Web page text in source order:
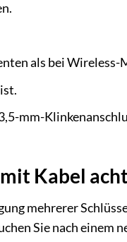
als bei Wireless-
mm-
Kabel
mehrerer
Sie nach einem